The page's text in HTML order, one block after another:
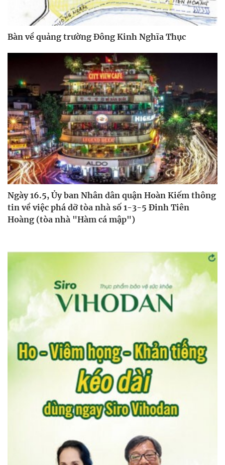
Bàn về quảng trường Đông Kinh Nghĩa Thục
Ngày 16.5, Ủy ban Nhân dân quận Hoàn Kiếm thông
tin về việc phá dỡ tòa nhà số 1-3-5 Đinh Tiên
Hoàng (tòa nhà "Hàm cá mập")